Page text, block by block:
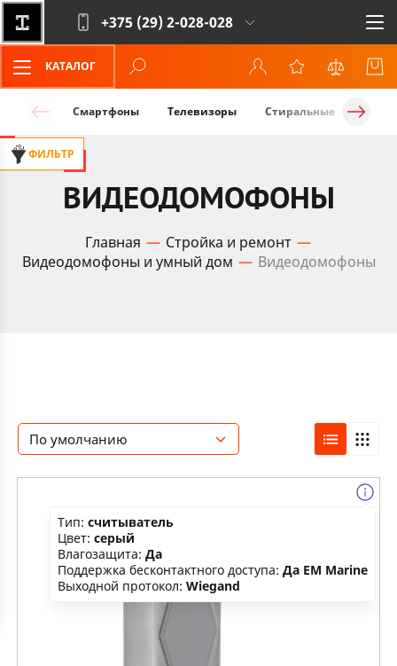
ФИЛЬТР
+375 (29) 2-028-028
КАТАЛОГ
Смартфоны Телевизоры Стиральные машины
ВИДЕОДОМОФОНЫ
Главная
Стройка и ремонт
Видеодомофоны и умный дом
Видеодомофоны
По умолчанию
Тип: считыватель
Цвет: серый
Влагозащита: Да
Поддержка бесконтактного доступа: Да EM Marine
Выходной протокол: Wiegand